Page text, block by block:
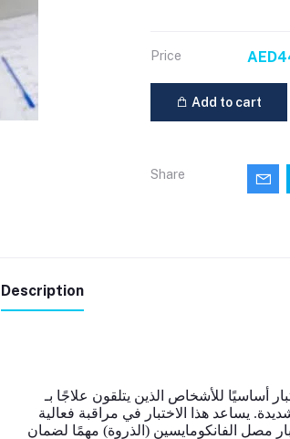
Price
Add to cart
Share
Description
أساسيًا للأشخاص الذين يتلقون علاجًا بـ
يساعد هذا الاختبار في مراقبة فعالية
مصل الفانكومايسين (الذروة) مهمًا لضمان